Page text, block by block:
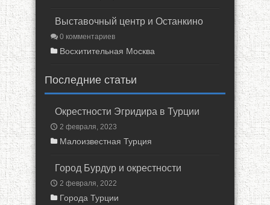
Выставочный центр и Останкино
0 комментариев
Восхитительная Москва
Последние статьи
Окрестности Эгридира в Турции
2 февраля, 2023
Малоизвестная Турция
Город Бурдур и окрестности
2 февраля, 2022
Города Турции